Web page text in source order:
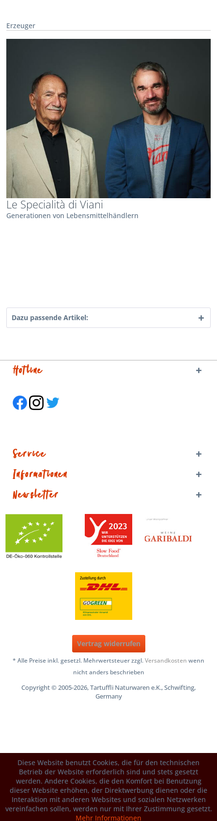
Erzeuger
Le Specialità di Viani
Generationen von Lebensmittelhändlern
Dazu passende Artikel:
Hotline
Service
Informationen
Newsletter
Vertrag widerrufen
* Alle Preise inkl. gesetzl. Mehrwertsteuer zzgl.Versandkosten wenn
nicht anders beschrieben
Copyright © 2005-2026, Tartuffli Naturwaren e.K., Schwifting,
Germany
Diese Website benutzt Cookies, die für den technischen
Betrieb der Website erforderlich sind und stets gesetzt
werden. Andere Cookies, die den Komfort bei Benutzung
dieser Website erhöhen, der Direktwerbung dienen oder die
Interaktion mit anderen Websites und sozialen Netzwerken
vereinfachen sollen, werden nur mit Ihrer Zustimmung gesetzt.
Mehr Informationen